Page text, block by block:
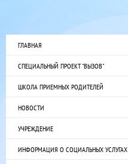
ГЛАВНАЯ
СПЕЦИАЛЬНЫЙ ПРОЕКТ "ВЫЗОВ"
ШКОЛА ПРИЕМНЫХ РОДИТЕЛЕЙ
НОВОСТИ
УЧРЕЖДЕНИЕ
ИНФОРМАЦИЯ О СОЦИАЛЬНЫХ УСЛУГАХ